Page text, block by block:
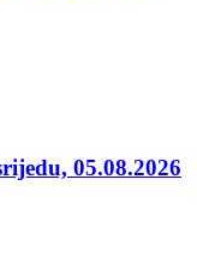
05.08.2026